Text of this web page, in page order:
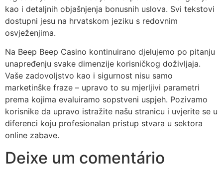
kao i detaljnih objašnjenja bonusnih uslova. Svi tekstovi
dostupni jesu na hrvatskom jeziku s redovnim
osvježenjima.
Na Beep Beep Casino kontinuirano djelujemo po pitanju
unapređenju svake dimenzije korisničkog doživljaja.
Vaše zadovoljstvo kao i sigurnost nisu samo
marketinške fraze – upravo to su mjerljivi parametri
prema kojima evaluiramo sopstveni uspjeh. Pozivamo
korisnike da upravo istražite našu stranicu i uvjerite se u
diferenci koju profesionalan pristup stvara u sektora
online zabave.
Deixe um comentário